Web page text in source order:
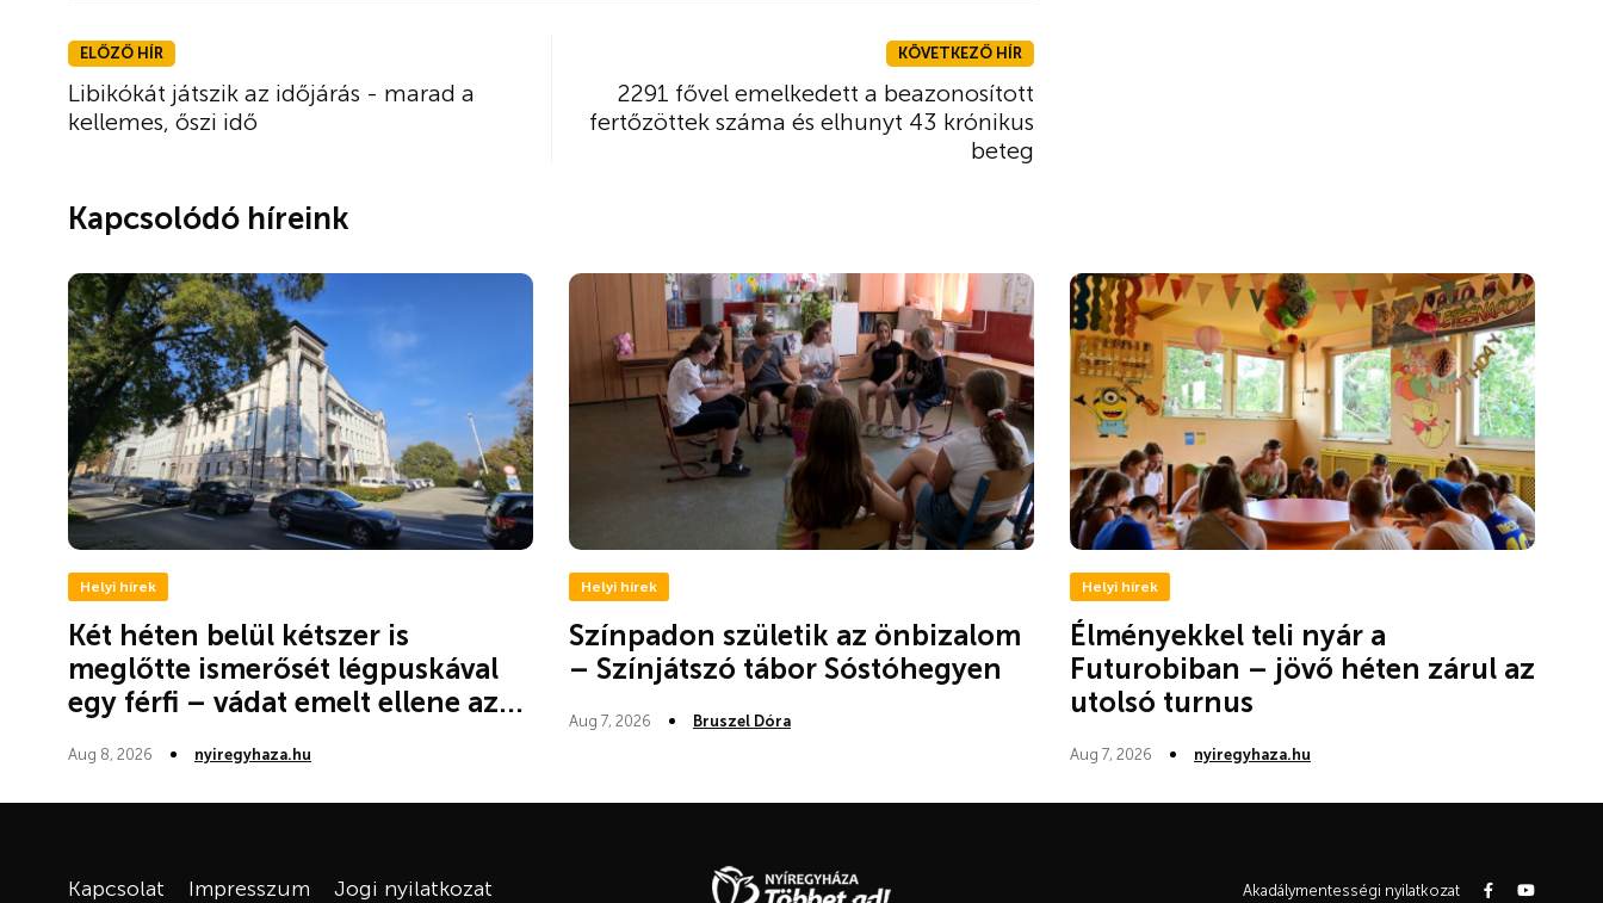
ELŐZŐ HÍR
Libikókát játszik az időjárás - marad a
kellemes, őszi idő
KÖVETKEZŐ HÍR
2291 fővel emelkedett a beazonosított
fertőzöttek száma és elhunyt 43 krónikus
beteg
Kapcsolódó híreink
Helyi hírek
Két héten belül kétszer is
meglőtte ismerősét légpuskával
egy férfi – vádat emelt ellene az...
Aug 8, 2026 nyiregyhaza.hu
Helyi hírek
Színpadon születik az önbizalom
– Színjátszó tábor Sóstóhegyen
Aug 7, 2026 Bruszel Dóra
Helyi hírek
Élményekkel teli nyár a
Futurobiban – jövő héten zárul az
utolsó turnus
Aug 7, 2026 nyiregyhaza.hu
Kapcsolat Impresszum Jogi nyilatkozat Akadálymentességi nyilatkozat